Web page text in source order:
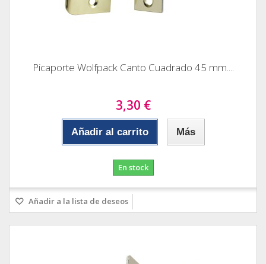
Picaporte Wolfpack Canto Cuadrado 45 mm....
3,30 €
Añadir al carrito Más
En stock
Añadir a la lista de deseos